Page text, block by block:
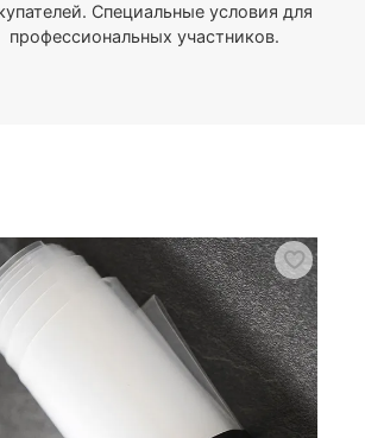
Специальные условия для
профессиональных участников.